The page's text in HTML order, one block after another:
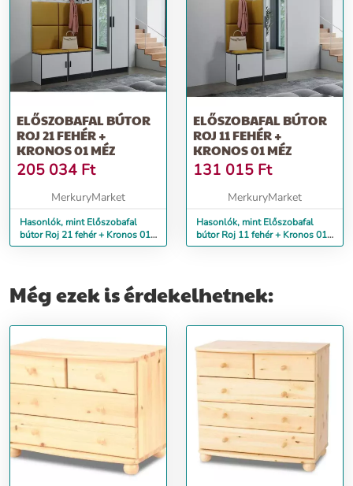
ELŐSZOBAFAL BÚTOR
ROJ 21 FEHÉR +
KRONOS 01 MÉZ
205 034 Ft
MerkuryMarket
Hasonlók, mint Előszobafal
bútor Roj 21 fehér + Kronos 01
méz
ELŐSZOBAFAL BÚTOR
ROJ 11 FEHÉR +
KRONOS 01 MÉZ
131 015 Ft
MerkuryMarket
Hasonlók, mint Előszobafal
bútor Roj 11 fehér + Kronos 01
méz
Még ezek is érdekelhetnek: